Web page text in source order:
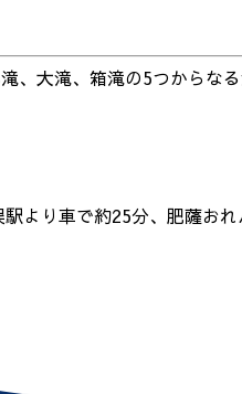
、大滝、箱滝の5つからなる
より車で約25分、肥薩お